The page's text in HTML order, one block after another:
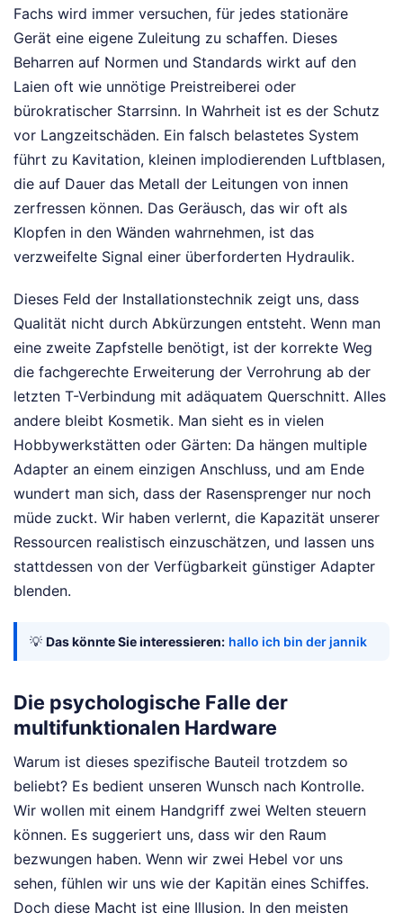
Fachs wird immer versuchen, für jedes stationäre
Gerät eine eigene Zuleitung zu schaffen. Dieses
Beharren auf Normen und Standards wirkt auf den
Laien oft wie unnötige Preistreiberei oder
bürokratischer Starrsinn. In Wahrheit ist es der Schutz
vor Langzeitschäden. Ein falsch belastetes System
führt zu Kavitation, kleinen implodierenden Luftblasen,
die auf Dauer das Metall der Leitungen von innen
zerfressen können. Das Geräusch, das wir oft als
Klopfen in den Wänden wahrnehmen, ist das
verzweifelte Signal einer überforderten Hydraulik.
Dieses Feld der Installationstechnik zeigt uns, dass
Qualität nicht durch Abkürzungen entsteht. Wenn man
eine zweite Zapfstelle benötigt, ist der korrekte Weg
die fachgerechte Erweiterung der Verrohrung ab der
letzten T-Verbindung mit adäquatem Querschnitt. Alles
andere bleibt Kosmetik. Man sieht es in vielen
Hobbywerkstätten oder Gärten: Da hängen multiple
Adapter an einem einzigen Anschluss, und am Ende
wundert man sich, dass der Rasensprenger nur noch
müde zuckt. Wir haben verlernt, die Kapazität unserer
Ressourcen realistisch einzuschätzen, und lassen uns
stattdessen von der Verfügbarkeit günstiger Adapter
blenden.
💡 Das könnte Sie interessieren: hallo ich bin der jannik
Die psychologische Falle der
multifunktionalen Hardware
Warum ist dieses spezifische Bauteil trotzdem so
beliebt? Es bedient unseren Wunsch nach Kontrolle.
Wir wollen mit einem Handgriff zwei Welten steuern
können. Es suggeriert uns, dass wir den Raum
bezwungen haben. Wenn wir zwei Hebel vor uns
sehen, fühlen wir uns wie der Kapitän eines Schiffes.
Doch diese Macht ist eine Illusion. In den meisten